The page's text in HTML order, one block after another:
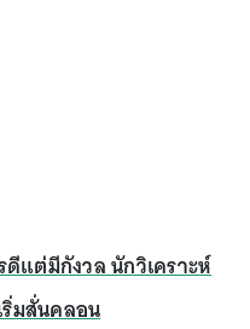
ดีแต่มีกังวล นักวิเคราะห์
มสั่นคลอน